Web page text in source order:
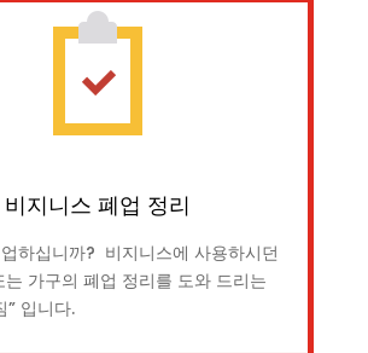
비지니스 폐업 정리
하십니까? 비지니스에 사용하시던
는 가구의 폐업 정리를 도와 드리는
” 입니다.